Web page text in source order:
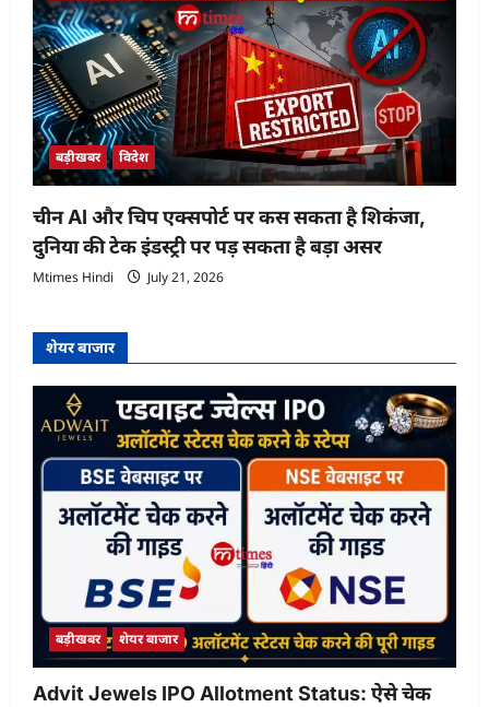
बड़ीखबर विदेश
चीन AI और चिप एक्सपोर्ट पर कस सकता है शिकंजा,
दुनिया की टेक इंडस्ट्री पर पड़ सकता है बड़ा असर
Mtimes Hindi July 21, 2026
शेयर बाजार
बड़ीखबर शेयर बाजार
Advit Jewels IPO Allotment Status: ऐसे चेक